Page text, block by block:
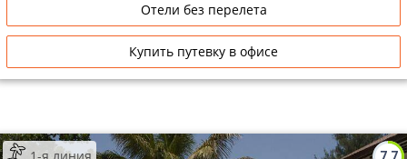
Отели без перелета
Купить путевку в офисе
1-я линия